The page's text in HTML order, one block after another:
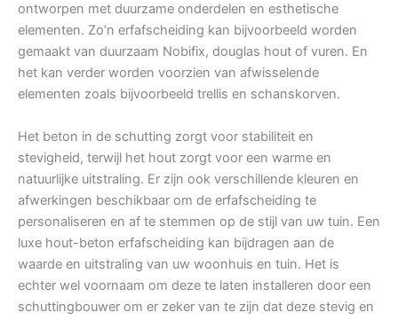
ontworpen met duurzame onderdelen en esthetische
elementen. Zo’n erfafscheiding kan bijvoorbeeld worden
gemaakt van duurzaam Nobifix, douglas hout of vuren. En
het kan verder worden voorzien van afwisselende
elementen zoals bijvoorbeeld trellis en schanskorven.
Het beton in de schutting zorgt voor stabiliteit en
stevigheid, terwijl het hout zorgt voor een warme en
natuurlijke uitstraling. Er zijn ook verschillende kleuren en
afwerkingen beschikbaar om de erfafscheiding te
personaliseren en af te stemmen op de stijl van uw tuin. Een
luxe hout-beton erfafscheiding kan bijdragen aan de
waarde en uitstraling van uw woonhuis en tuin. Het is
echter wel voornaam om deze te laten installeren door een
schuttingbouwer om er zeker van te zijn dat deze stevig en